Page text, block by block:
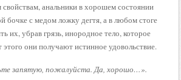
анальники в хорошем состоянии
бочке с медом ложку дегтя, а в любом стоге
их, убрав грязь, инородное тело, которое
они получают истинное удовольствие.
запятую, пожалуйста. Да, хорошо…».